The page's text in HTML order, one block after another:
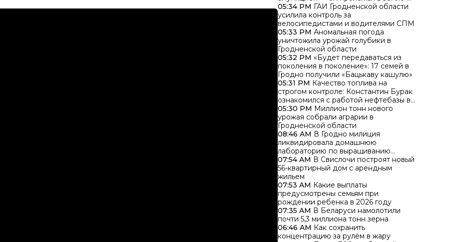
лет
05:34 PM ГАИ Гродненской области
усилила контроль за
велосипедистами и водителями СПМ
05:33 PM Аномальная погода
уничтожила урожай голубики в
Гродненской области
05:32 PM «Будет передаваться из
поколения в поколение»: 17 семей в
Гродно получили «Бацькаву кашулю»
05:31 PM Качество топлива на
строгом контроле: Константин Бурак
ознакомился с работой нефтебазы в
Гродно
05:30 PM Миллион тонн нового
урожая собрали аграрии в
Гродненской области
08:46 AM В Гродно милиция
ликвидировала домашнюю
лабораторию по выращиванию
каннабиса
07:54 AM В Свислочи построят новый
56-квартирный дом с арендным
жильем
07:53 AM Какие выплаты
предусмотрены семьям при
рождении ребенка в 2026 году
07:35 AM В Беларуси намолотили
почти 5,3 миллиона тонн зерна
06:46 AM Как сохранить
концентрацию за рулём в жару